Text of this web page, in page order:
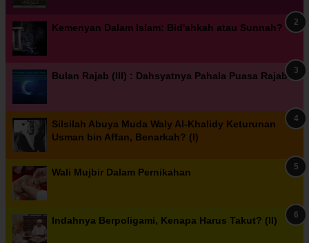
Kemenyan Dalam Islam: Bid'ahkah atau Sunnah?
Bulan Rajab (III) : Dahsyatnya Pahala Puasa Rajab
Silsilah Abuya Muda Waly Al-Khalidy Keturunan
Usman bin Affan, Benarkah? (I)
Wali Mujbir Dalam Pernikahan
Indahnya Berpoligami, Kenapa Harus Takut? (II)